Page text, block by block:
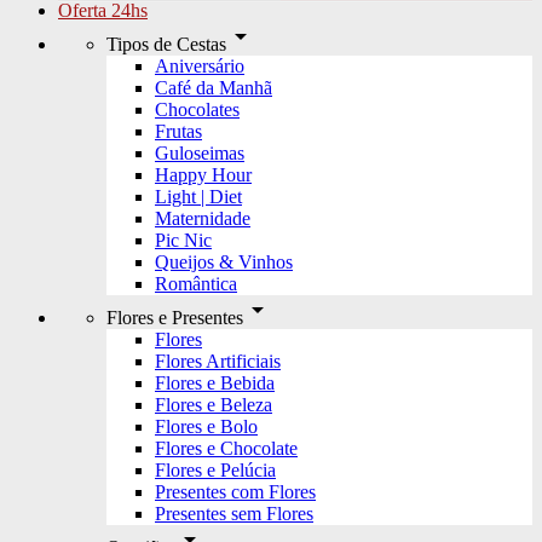
Oferta 24hs
Tipos de Cestas arrow_drop_down
Aniversário
Café da Manhã
Chocolates
Frutas
Guloseimas
Happy Hour
Light | Diet
Maternidade
Pic Nic
Queijos & Vinhos
Romântica
Flores e Presentes arrow_drop_down
Flores
Flores Artificiais
Flores e Bebida
Flores e Beleza
Flores e Bolo
Flores e Chocolate
Flores e Pelúcia
Presentes com Flores
Presentes sem Flores